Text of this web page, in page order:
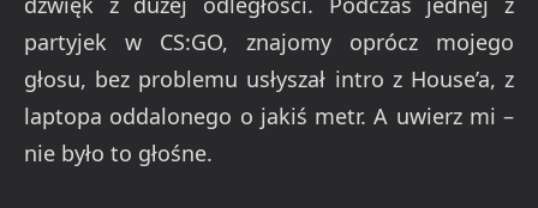
partyjek w CS:GO, znajomy oprócz mojego
głosu, bez problemu usłyszał intro z House’a, z
laptopa oddalonego o jakiś metr. A uwierz mi –
nie było to głośne.